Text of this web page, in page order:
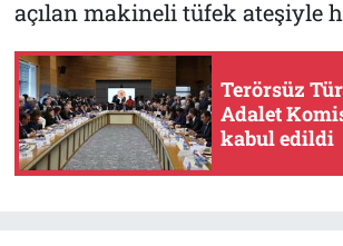
açılan makineli tüfek ateşiyle
Terörsüz
Adalet
kabul edildi